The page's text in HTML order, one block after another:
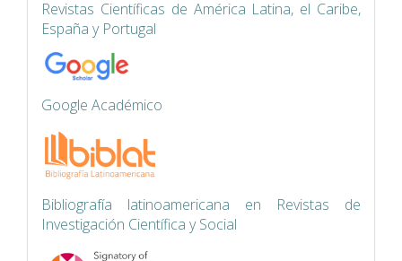
Revistas Científicas de América Latina, el Caribe,
España y Portugal
Google Académico
Bibliografía latinoamericana en Revistas de
Investigación Científica y Social